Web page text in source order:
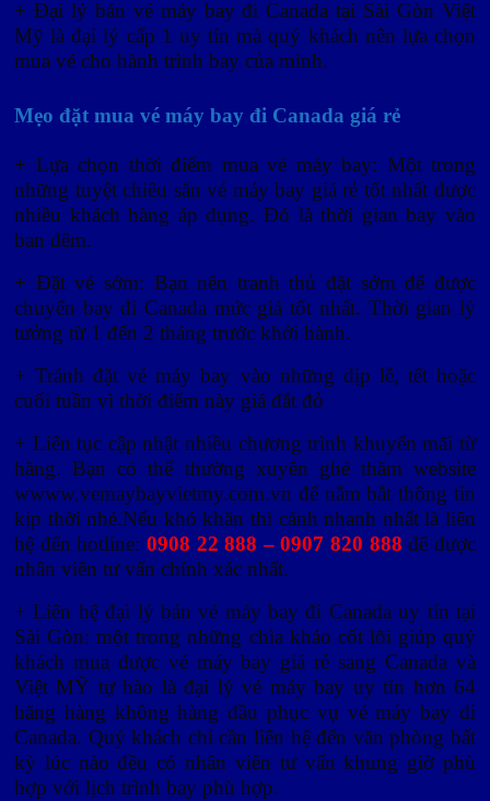
+ Đại lý bán vé máy bay đi Canada tại Sài Gòn Việt
Mỹ là đại lý cấp 1 uy tín mà quý khách nên lựa chọn
mua vé cho hành trình bay của mình.
Mẹo đặt mua vé máy bay đi Canada giá rẻ
+ Lựa chọn thời điểm mua vé máy bay: Một trong
những tuyệt chiêu săn vé máy bay giá rẻ tốt nhất được
nhiều khách hàng áp dụng. Đó là thời gian bay vào
ban đêm.
+ Đặt vé sớm: Bạn nên tranh thủ đặt sớm để được
chuyến bay đi Canada mức giá tốt nhất. Thời gian lý
tưởng từ 1 đến 2 tháng trước khởi hành.
+ Tránh đặt vé máy bay vào những dịp lễ, tết hoặc
cuối tuần vì thời điểm này giá đắt đỏ
+ Liên tục cập nhật nhiều chương trình khuyến mãi từ
hãng. Bạn có thể thường xuyên ghé thăm website
wwww.vemaybayvietmy.com.vn để nắm bắt thông tin
kịp thời nhé.Nếu khó khăn thì cánh nhanh nhất là liên
hệ đến hotline: 0908 22 888 – 0907 820 888 để được
nhân viên tư vấn chính xác nhất.
+ Liên hệ đại lý bán vé máy bay đi Canada uy tín tại
Sài Gòn: một trong những chìa kháo cốt lõi giúp quý
khách mua được vé máy bay giá rẻ sang Canada và
Việt MỸ tự hào là đại lý vé máy bay uy tín hơn 64
hãng hàng không hàng đầu phục vụ vé máy bay đi
Canada. Quý khách chỉ cần liên hệ đến văn phòng bất
kỳ lúc nào đều có nhân viên tư vấn khung giờ phù
hợp với lịch trình bay phù hợp.